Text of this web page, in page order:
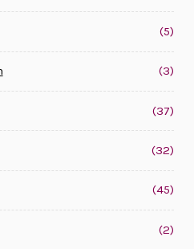
(5)
(3)
(37)
(32)
(45)
(2)